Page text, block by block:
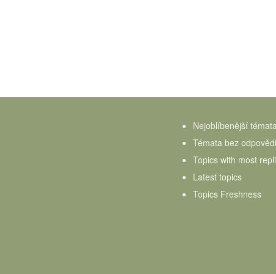
Nejoblíbenější
Témata bez odpovědi
Topics with most
Latest topics
Topics Freshness